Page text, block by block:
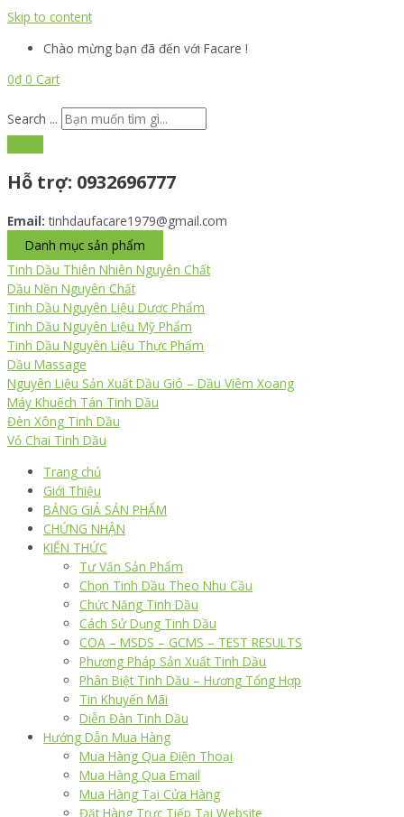
Skip to content
Chào mừng bạn đã đến với Facare !
0₫ 0 Cart
Search ...
Hỗ trợ: 0932696777
Email: tinhdaufacare1979@gmail.com
Danh mục sản phẩm
Tinh Dầu Thiên Nhiên Nguyên Chất
Dầu Nền Nguyên Chất
Tinh Dầu Nguyên Liệu Dược Phẩm
Tinh Dầu Nguyên Liệu Mỹ Phẩm
Tinh Dầu Nguyên Liệu Thực Phẩm
Dầu Massage
Nguyên Liệu Sản Xuất Dầu Gió – Dầu Viêm Xoang
Máy Khuếch Tán Tinh Dầu
Đèn Xông Tinh Dầu
Vỏ Chai Tinh Dầu
Trang chủ
Giới Thiệu
BẢNG GIÁ SẢN PHẨM
CHỨNG NHẬN
KIẾN THỨC
Tư Vấn Sản Phẩm
Chọn Tinh Dầu Theo Nhu Cầu
Chức Năng Tinh Dầu
Cách Sử Dụng Tinh Dầu
COA – MSDS – GCMS – TEST RESULTS
Phương Pháp Sản Xuất Tinh Dầu
Phân Biệt Tinh Dầu – Hương Tổng Hợp
Tin Khuyến Mãi
Diễn Đàn Tinh Dầu
Hướng Dẫn Mua Hàng
Mua Hàng Qua Điện Thoại
Mua Hàng Qua Email
Mua Hàng Tại Cửa Hàng
Đặt Hàng Trực Tiếp Tại Website